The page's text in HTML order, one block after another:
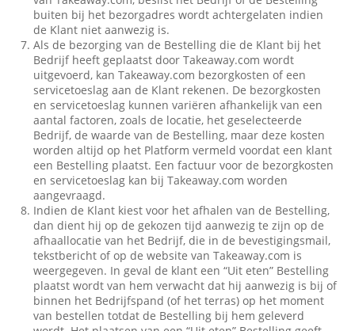
buiten bij het bezorgadres wordt achtergelaten indien
de Klant niet aanwezig is.
Als de bezorging van de Bestelling die de Klant bij het
Bedrijf heeft geplaatst door Takeaway.com wordt
uitgevoerd, kan Takeaway.com bezorgkosten of een
servicetoeslag aan de Klant rekenen. De bezorgkosten
en servicetoeslag kunnen variëren afhankelijk van een
aantal factoren, zoals de locatie, het geselecteerde
Bedrijf, de waarde van de Bestelling, maar deze kosten
worden altijd op het Platform vermeld voordat een klant
een Bestelling plaatst. Een factuur voor de bezorgkosten
en servicetoeslag kan bij Takeaway.com worden
aangevraagd.
Indien de Klant kiest voor het afhalen van de Bestelling,
dan dient hij op de gekozen tijd aanwezig te zijn op de
afhaallocatie van het Bedrijf, die in de bevestigingsmail,
tekstbericht of op de website van Takeaway.com is
weergegeven. In geval de klant een “Uit eten” Bestelling
plaatst wordt van hem verwacht dat hij aanwezig is bij of
binnen het Bedrijfspand (of het terras) op het moment
van bestellen totdat de Bestelling bij hem geleverd